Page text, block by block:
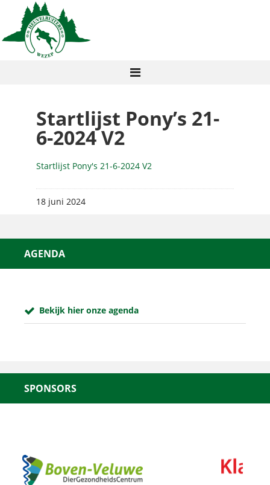
Startlijst Pony’s 21-
6-2024 V2
Startlijst Pony's 21-6-2024 V2
18 juni 2024
AGENDA
Bekijk hier onze agenda
SPONSORS